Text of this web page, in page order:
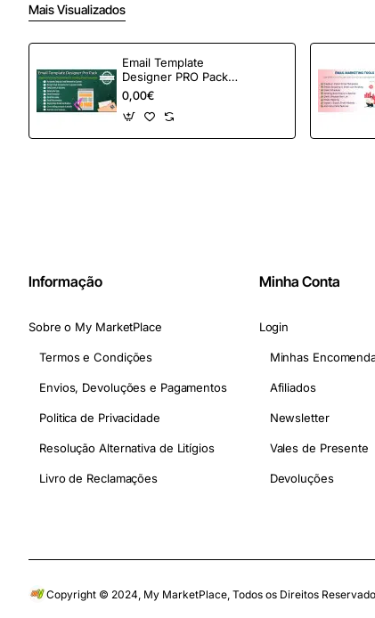
Mais Visualizados
Email Template
Designer PRO Pack –
Automação de e-
mail definitiva para
OpenCart
0,00€
Informação
Sobre o My MarketPlace
Termos e Condições
Envios, Devoluções e Pagamentos
Politica de Privacidade
Resolução Alternativa de Litígios
Livro de Reclamações
Minha Conta
Login
Minhas
Afiliados
Newsletter
Vales de Presente
Devoluções
Copyright © 2024, My MarketPlace, Todos os Direitos